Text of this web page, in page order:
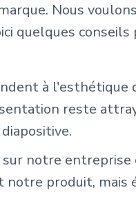
Nous
quelques conseils
à l'esthétique
reste
notre entreprise
produit, mais